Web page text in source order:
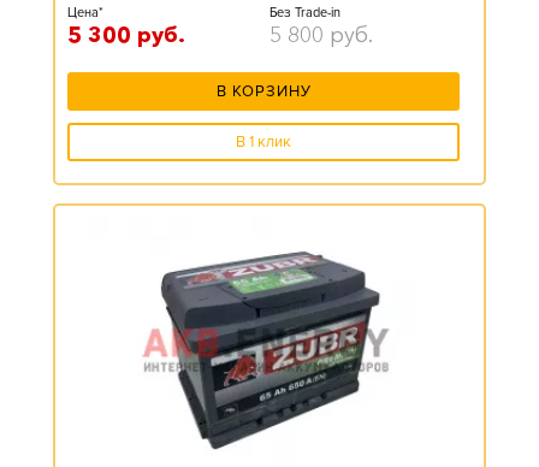
Цена*
5 300 руб.
Без Trade-in
5 800 руб.
В КОРЗИНУ
В 1 клик